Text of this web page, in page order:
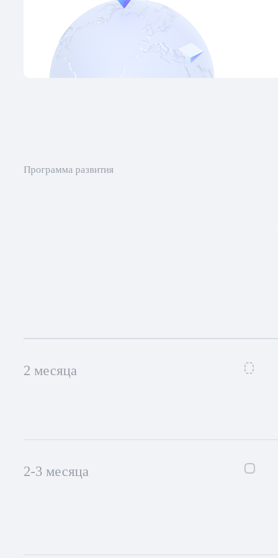
Программа развития
2 месяца
2-3 месяца